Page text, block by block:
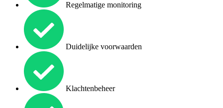
Regelmatige monitoring
Duidelijke voorwaarden
Klachtenbeheer